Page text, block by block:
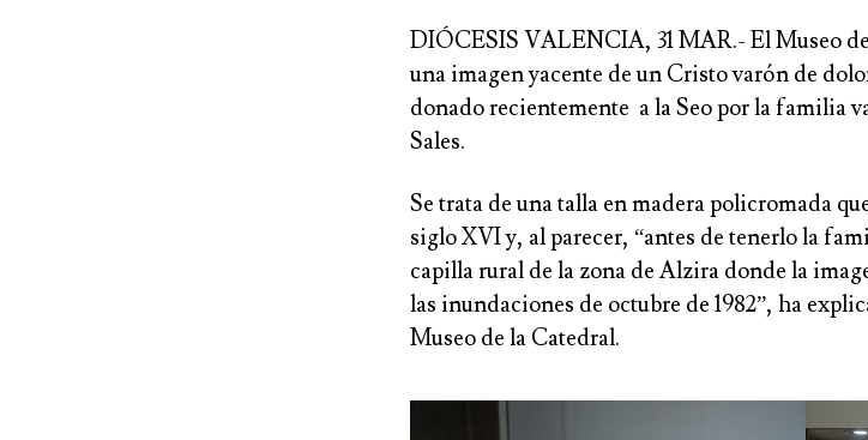
DIÓCESIS VALENCIA, 31 MAR.- El Museo
una imagen yacente de un Cristo varón de
donado recientemente a la Seo por la familia
Sales.
Se trata de una talla en madera policromada
siglo XVI y, al parecer, “antes de tenerlo la
capilla rural de la zona de Alzira donde la
las inundaciones de octubre de 1982”, ha
Museo de la Catedral.